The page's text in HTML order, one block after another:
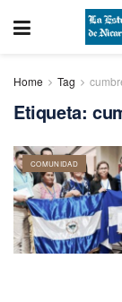
Home Tag
Etiqueta:
COMUNIDAD